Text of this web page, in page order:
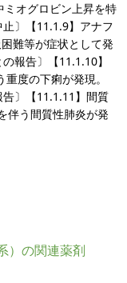
ミオグロビン上昇を特
〕【11.1.9】アナフ
難等が症状として発
報告〕【11.1.10】
度の下痢が発現。
〕【11.1.11】間質
伴う間質性肺炎が発
）の関連薬剤